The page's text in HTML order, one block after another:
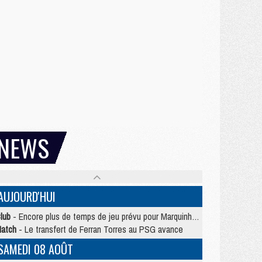
- Encore plus de temps de jeu prévu pour Marquinhos et les Portugais en Supercoupe
- Le transfert de Ferran Torres au PSG avance
08 AOÛT